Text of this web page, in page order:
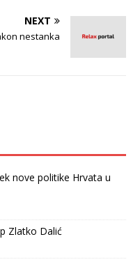
NEXT
nestanka
nove politike Hrvata u
Zlatko Dalić